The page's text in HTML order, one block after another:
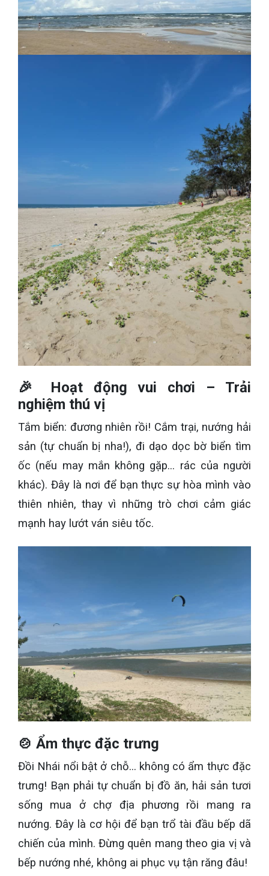
🎉 Hoạt động vui chơi – Trải
nghiệm thú vị
Tắm biển: đương nhiên rồi! Cắm trại, nướng hải
sản (tự chuẩn bị nha!), đi dạo dọc bờ biển tìm
ốc (nếu may mắn không gặp... rác của người
khác). Đây là nơi để bạn thực sự hòa mình vào
thiên nhiên, thay vì những trò chơi cảm giác
mạnh hay lướt ván siêu tốc.
🍲 Ẩm thực đặc trưng
Đồi Nhái nổi bật ở chỗ... không có ẩm thực đặc
trưng! Bạn phải tự chuẩn bị đồ ăn, hải sản tươi
sống mua ở chợ địa phương rồi mang ra
nướng. Đây là cơ hội để bạn trổ tài đầu bếp dã
chiến của mình. Đừng quên mang theo gia vị và
bếp nướng nhé, không ai phục vụ tận răng đâu!